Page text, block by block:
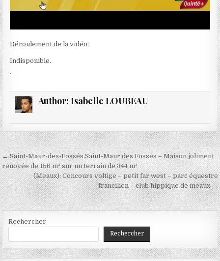
Déroulement de la vidéo:
Indisponible.
.
Author: Isabelle LOUBEAU
Navigation
de
l’article
← Saint-Maur-des-Fossés,Saint-Maur des Fossés – Maison joliment
rénovée de 156 m² sur un terrain de 344 m²
(Meaux): Concours voltige – petit far west – parc équestre
francilien – club hippique de meaux →
Rechercher
Rechercher